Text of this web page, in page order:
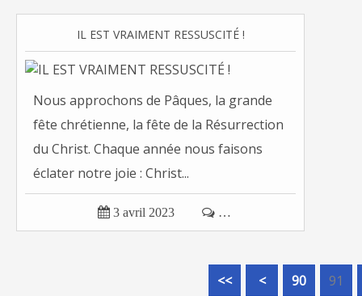
IL EST VRAIMENT RESSUSCITÉ !
Nous approchons de Pâques, la grande
fête chrétienne, la fête de la Résurrection
du Christ. Chaque année nous faisons
éclater notre joie : Christ...
 3 avril 2023  …
<< < 10
20
30
40
50
60
70
80
90 91